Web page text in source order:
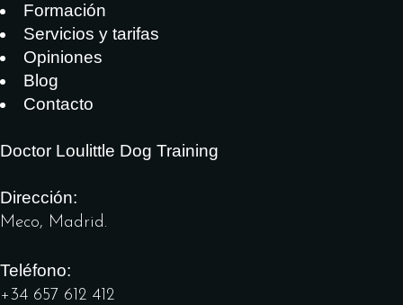
Formación
Servicios y tarifas
Opiniones
Blog
Contacto
Doctor Loulittle Dog Training
Dirección:
Meco, Madrid.
Teléfono:
+34 657 612 412